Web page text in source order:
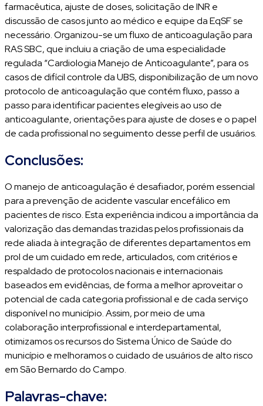
farmacêutica, ajuste de doses, solicitação de INR e
discussão de casos junto ao médico e equipe da EqSF se
necessário. Organizou-se um fluxo de anticoagulação para
RAS SBC, que incluiu a criação de uma especialidade
regulada “Cardiologia Manejo de Anticoagulante”, para os
casos de difícil controle da UBS, disponibilização de um novo
protocolo de anticoagulação que contém fluxo, passo a
passo para identificar pacientes elegíveis ao uso de
anticoagulante, orientações para ajuste de doses e o papel
de cada profissional no seguimento desse perfil de usuários.
Conclusões:
O manejo de anticoagulação é desafiador, porém essencial
para a prevenção de acidente vascular encefálico em
pacientes de risco. Esta experiência indicou a importância da
valorização das demandas trazidas pelos profissionais da
rede aliada à integração de diferentes departamentos em
prol de um cuidado em rede, articulados, com critérios e
respaldado de protocolos nacionais e internacionais
baseados em evidências, de forma a melhor aproveitar o
potencial de cada categoria profissional e de cada serviço
disponível no município. Assim, por meio de uma
colaboração interprofissional e interdepartamental,
otimizamos os recursos do Sistema Único de Saúde do
município e melhoramos o cuidado de usuários de alto risco
em São Bernardo do Campo.
Palavras-chave: